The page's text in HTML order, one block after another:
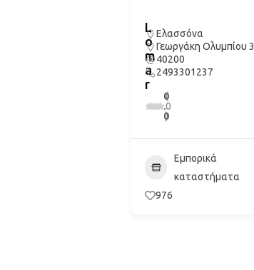
L
o
m
a
r
0
.
0
(
0
)
Ελασσόνα
Γεωργάκη Ολυμπίου 3
40200
2493301237
Εμπορικά
καταστήματα
976